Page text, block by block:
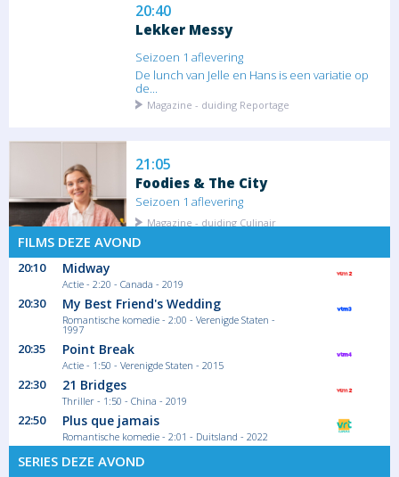
20:40
Lekker Messy
Seizoen 1 aflevering
De lunch van Jelle en Hans is een variatie op
de...
Magazine - duiding Reportage
21:05
Foodies & The City
Seizoen 1 aflevering
Magazine - duiding Culinair
21:55
Sarah's Sweet Table
Vandaag steelt Sarah de show aan tafel met
haar...
22:15
Becoming Meewis
FILMS DEZE AVOND
20:10 Midway
Actie - 2:20 - Canada - 2019
20:30 My Best Friend's Wedding
Romantische komedie - 2:00 - Verenigde Staten -
1997
20:35 Point Break
Actie - 1:50 - Verenigde Staten - 2015
22:30 21 Bridges
Thriller - 1:50 - China - 2019
22:50 Plus que jamais
Romantische komedie - 2:01 - Duitsland - 2022
SERIES DEZE AVOND